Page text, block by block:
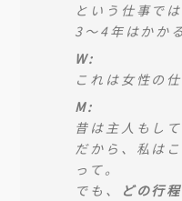
という仕事で
3〜4年はかか
W:
これは女性の
M:
昔は主人もし
だから、私は
って。
でも、
どの行